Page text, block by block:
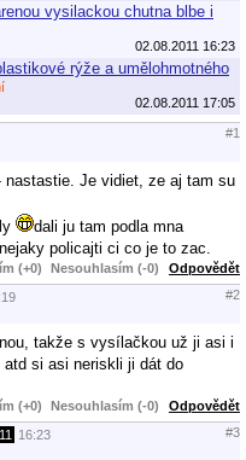
vysilackou chutna blbe i
02.08.2011 16:23
rýže a umělohmotného
02.08.2011 17:05
#1
Je vidiet, ze aj tam su
dali ju tam podla mna
policajti ci co je to zac.
(+0) Nesouhlasím (-0) Odpovědět
#2
takže s vysílačkou už ji asi i
si asi neriskli ji dát do
(+0) Nesouhlasím (-0) Odpovědět
16:23 #3